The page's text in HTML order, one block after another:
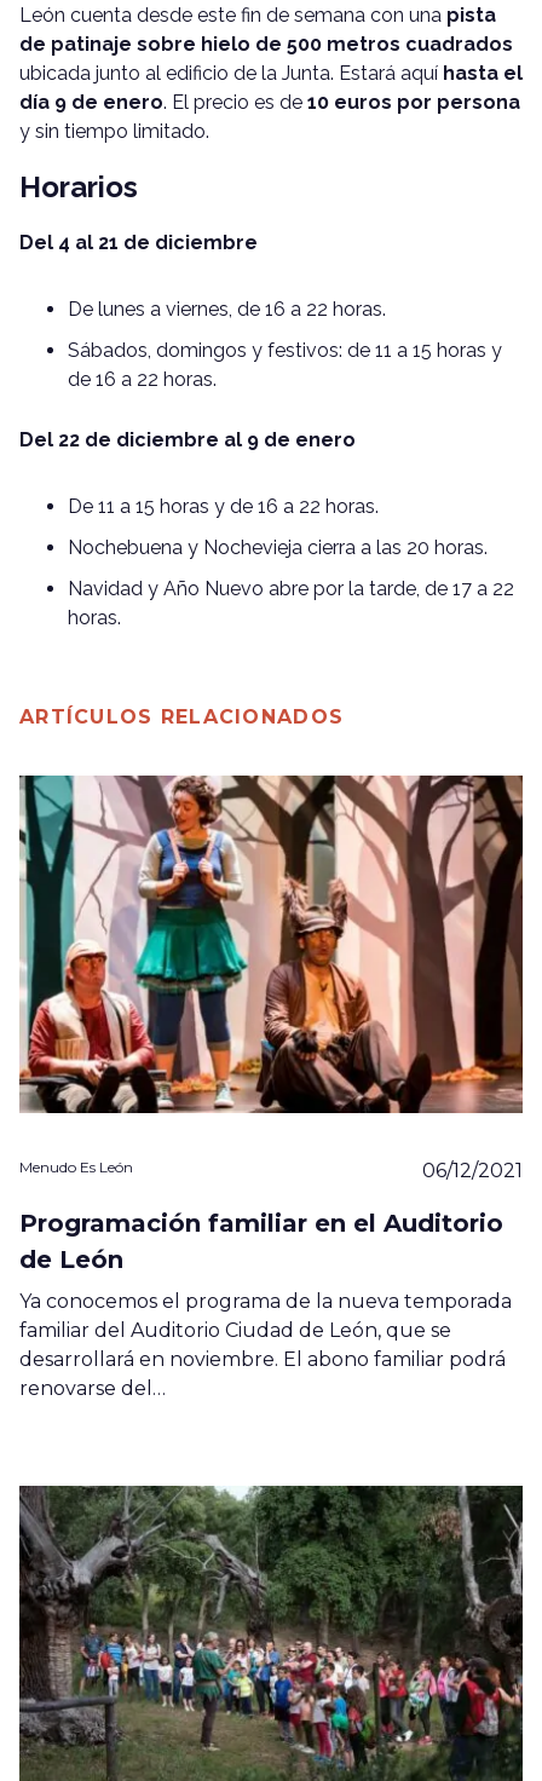
León cuenta desde este fin de semana con una pista
de patinaje sobre hielo de 500 metros cuadrados
ubicada junto al edificio de la Junta. Estará aquí hasta el
día 9 de enero. El precio es de 10 euros por persona
y sin tiempo limitado.
Horarios
Del 4 al 21 de diciembre
De lunes a viernes, de 16 a 22 horas.
Sábados, domingos y festivos: de 11 a 15 horas y
de 16 a 22 horas.
Del 22 de diciembre al 9 de enero
De 11 a 15 horas y de 16 a 22 horas.
Nochebuena y Nochevieja cierra a las 20 horas.
Navidad y Año Nuevo abre por la tarde, de 17 a 22
horas.
ARTÍCULOS RELACIONADOS
Menudo Es León 06/12/2021
Programación familiar en el Auditorio
de León
Ya conocemos el programa de la nueva temporada
familiar del Auditorio Ciudad de León, que se
desarrollará en noviembre. El abono familiar podrá
renovarse del…